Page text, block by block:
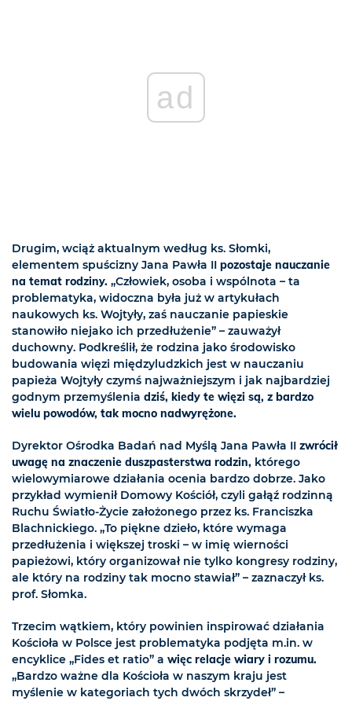
ad
Drugim, wciąż aktualnym według ks. Słomki,
elementem spuścizny Jana Pawła II pozostaje nauczanie
na temat rodziny. „Człowiek, osoba i wspólnota – ta
problematyka, widoczna była już w artykułach
naukowych ks. Wojtyły, zaś nauczanie papieskie
stanowiło niejako ich przedłużenie” – zauważył
duchowny. Podkreślił, że rodzina jako środowisko
budowania więzi międzyludzkich jest w nauczaniu
papieża Wojtyły czymś najważniejszym i jak najbardziej
godnym przemyślenia dziś, kiedy te więzi są, z bardzo
wielu powodów, tak mocno nadwyrężone.
Dyrektor Ośrodka Badań nad Myślą Jana Pawła II zwrócił
uwagę na znaczenie duszpasterstwa rodzin, którego
wielowymiarowe działania ocenia bardzo dobrze. Jako
przykład wymienił Domowy Kościół, czyli gałąź rodzinną
Ruchu Światło-Życie założonego przez ks. Franciszka
Blachnickiego. „To piękne dzieło, które wymaga
przedłużenia i większej troski – w imię wierności
papieżowi, który organizował nie tylko kongresy rodziny,
ale który na rodziny tak mocno stawiał” – zaznaczył ks.
prof. Słomka.
Trzecim wątkiem, który powinien inspirować działania
Kościoła w Polsce jest problematyka podjęta m.in. w
encyklice „Fides et ratio” a więc relacje wiary i rozumu.
„Bardzo ważne dla Kościoła w naszym kraju jest
myślenie w kategoriach tych dwóch skrzydeł” –